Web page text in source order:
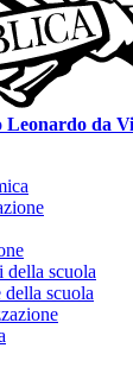
Leonardo da
della scuola
della scuola